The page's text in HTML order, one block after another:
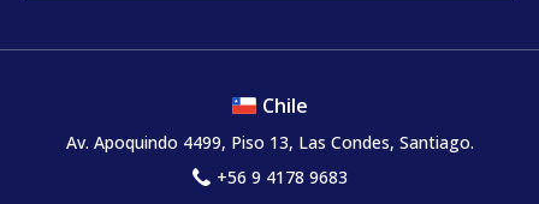
Chile
Av. Apoquindo 4499, Piso 13, Las Condes, Santiago.
+56 9 4178 9683